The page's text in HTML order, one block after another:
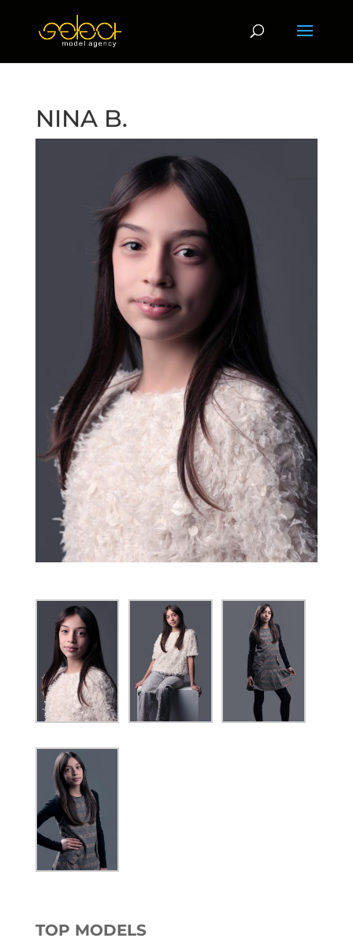
NINA B.
TOP MODELS